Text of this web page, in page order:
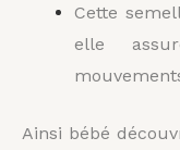
Cette
elle
Ainsi bébé